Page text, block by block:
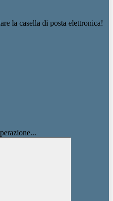
la casella di posta elettronica!